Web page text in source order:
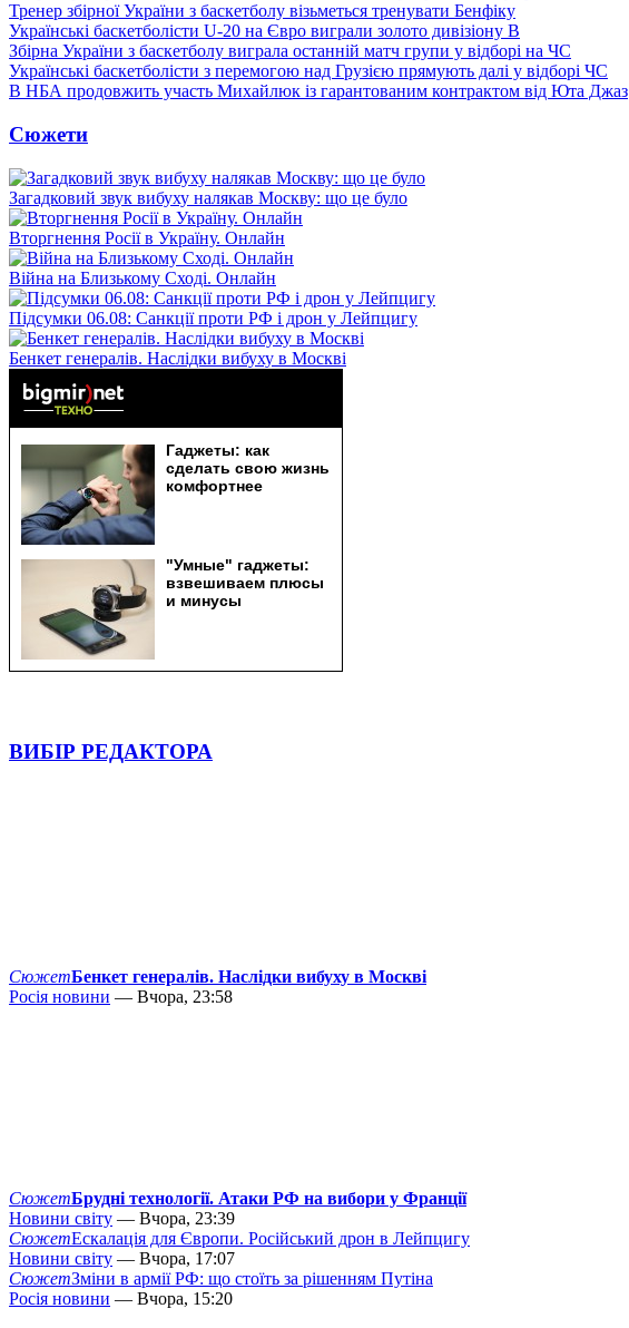
Тренер збірної України з баскетболу візьметься тренувати Бенфіку
Українські баскетболісти U-20 на Євро виграли золото дивізіону В
Збірна України з баскетболу виграла останній матч групи у відборі на ЧС
Українські баскетболісти з перемогою над Грузією прямують далі у відборі ЧС
В НБА продовжить участь Михайлюк із гарантованим контрактом від Юта Джаз
Сюжети
Загадковий звук вибуху налякав Москву: що це було
Вторгнення Росії в Україну. Онлайн
Війна на Близькому Сході. Онлайн
Підсумки 06.08: Санкції проти РФ і дрон у Лейпцигу
Бенкет генералів. Наслідки вибуху в Москві
ВИБІР РЕДАКТОРА
СюжетБенкет генералів. Наслідки вибуху в Москві
Росія новини — Вчора, 23:58
СюжетБрудні технології. Атаки РФ на вибори у Франції
Новини світу — Вчора, 23:39
СюжетЕскалація для Європи. Російський дрон в Лейпцигу
Новини світу — Вчора, 17:07
СюжетЗміни в армії РФ: що стоїть за рішенням Путіна
Росія новини — Вчора, 15:20